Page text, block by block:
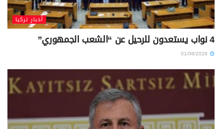
أخبار تركيا
4 نواب يستعدون للرحيل عن “الشعب الجمهوري”